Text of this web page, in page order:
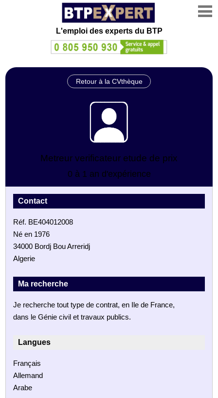
L'emploi des experts du BTP
Retour à la CVthèque
Metreur verificateur etude de prix
0 à 1 an d'expérience
Contact
Réf. BE404012008
Né en 1976
34000 Bordj Bou Arreridj
Algerie
Ma recherche
Je recherche tout type de contrat, en Ile de France,
dans le Génie civil et travaux publics.
Langues
Français
Allemand
Arabe